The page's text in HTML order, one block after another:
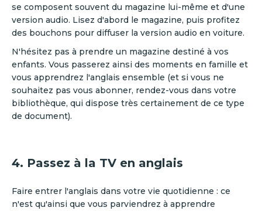
se composent souvent du magazine lui-même et d'une
version audio. Lisez d'abord le magazine, puis profitez
des bouchons pour diffuser la version audio en voiture.
N'hésitez pas à prendre un magazine destiné à vos
enfants. Vous passerez ainsi des moments en famille et
vous apprendrez l'anglais ensemble (et si vous ne
souhaitez pas vous abonner, rendez-vous dans votre
bibliothèque, qui dispose très certainement de ce type
de document).
4. Passez à la TV en anglais
Faire entrer l'anglais dans votre vie quotidienne : ce
n'est qu'ainsi que vous parviendrez à apprendre